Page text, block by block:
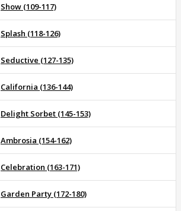
Show (109-117)
Splash (118-126)
Seductive (127-135)
California (136-144)
Delight Sorbet (145-153)
Ambrosia (154-162)
Celebration (163-171)
Garden Party (172-180)